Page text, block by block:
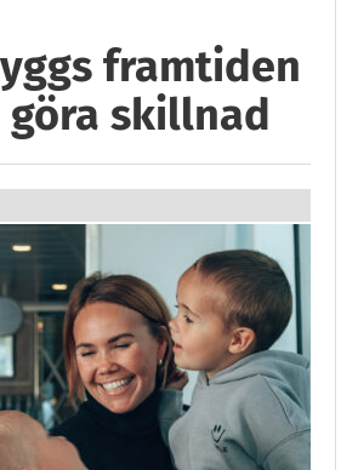
framtiden
skillnad